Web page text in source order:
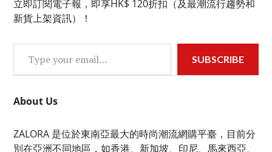
立即訂閱電子報，即享HK$ 120折扣（及最潮流行趨勢和
新貨上架資訊）！
Type your email…
SUBSCRIBE
About Us
ZALORA 是位於東南亞最大的時尚潮流網購平臺，目前分
別在亞洲不同地區，如香港、新加坡、印尼、馬來西亞、